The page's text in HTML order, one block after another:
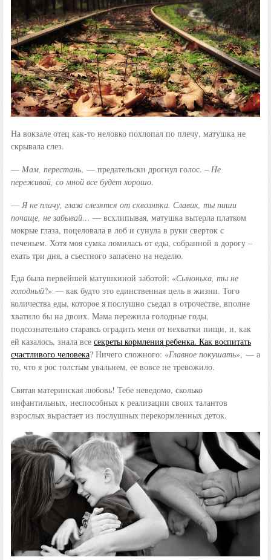
На вокзале отец как-то неловко похлопал по плечу, матушка не
скрывала слез.
— Мам, перестань, — предательски дрогнул голос. – Не
переживай, со мной все будет хорошо.
— Я не плачу, глаза слезятся от сквозняка. Славик, ты пиши
почаще, не забывай… — всхлипывая, матушка вытерла платком
мокрые глаза, поцеловала в лоб и сунула в руки сверток с
печеньем. Хотя моя сумка ломилась от еды, собранной в дорогу –
ехать три дня, а съестного запасено на неделю.
Еда была первейшей матушкиной заботой: «Сынонька, ты не
голодный?» — как будто это единственная цель в жизни. Того
количества еды, которое я послушно съедал в отрочестве, вполне
хватило бы на двоих. Мама пережила голодные годы,
подсознательно стараясь оградить меня от нехватки пищи, и, как
ей казалось, знала все секреты кормления ребенка. Как воспитать
счастливого человека? Ничего сложного: «Главное покушать», — а
то, что я рос толстым увальнем, ее вовсе не тревожило.
Святая материнская любовь! Тебе неведомо, сколько
инфантильных, неспособных к реализации своих талантов
взрослых вырастает из послушных перекормленных деток.